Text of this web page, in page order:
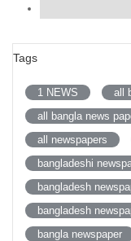
Tags
1 NEWS
all
all bangla news
all newspapers
bangladeshi
bangladesh
bangladesh
bangla newspaper